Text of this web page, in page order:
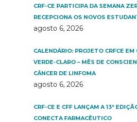
CRF-CE PARTICIPA DA SEMANA
RECEPCIONA OS NOVOS
agosto 6, 2026
CALENDÁRIO: PROJETO CRFCE EM
VERDE-CLARO – MÊS DE
CÂNCER DE LINFOMA
agosto 6, 2026
CRF-CE E CFF LANÇAM A 13ª
CONECTA FARMACÊUTICO